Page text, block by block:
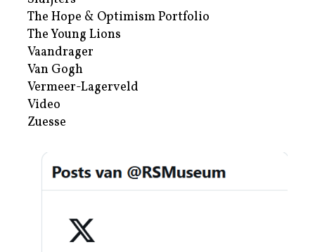
The Hope & Optimism Portfolio
The Young Lions
Vaandrager
Van Gogh
Vermeer-Lagerveld
Video
Zuesse